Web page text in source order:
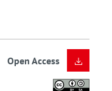
Open Access